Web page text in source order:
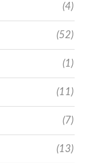
(4)
(52)
(1)
(11)
(7)
(13)